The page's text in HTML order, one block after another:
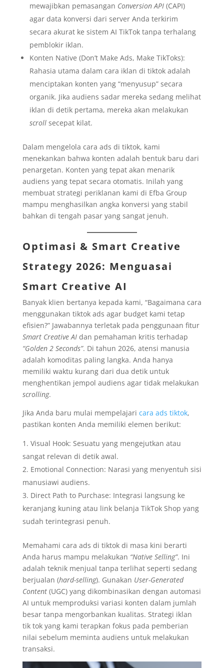
mewajibkan pemasangan Conversion API(CAPI)
agar data konversi dari server Anda terkirim
secara akurat ke sistem AI TikTok tanpa terhalang
pemblokir iklan.
Konten Native (Don’t Make Ads, Make TikToks):
Rahasia utama dalam cara iklan di tiktok adalah
menciptakan konten yang “menyusup” secara
organik. Jika audiens sadar mereka sedang melihat
iklan di detik pertama, mereka akan melakukan
scrollsecepat kilat.
Dalam mengelola cara ads di tiktok, kami
menekankan bahwa konten adalah bentuk baru dari
penargetan. Konten yang tepat akan menarik
audiens yang tepat secara otomatis. Inilah yang
membuat strategi periklanan kami di Efba Group
mampu menghasilkan angka konversi yang stabil
bahkan di tengah pasar yang sangat jenuh.
Optimasi & Smart Creative
Strategy 2026: Menguasai
Smart Creative AI
Banyak klien bertanya kepada kami, “Bagaimana cara
menggunakan tiktok ads agar budget kami tetap
efisien?” Jawabannya terletak pada penggunaan fitur
Smart Creative AIdan pemahaman kritis terhadap
“Golden 2 Seconds”. Di tahun 2026, atensi manusia
adalah komoditas paling langka. Anda hanya
memiliki waktu kurang dari dua detik untuk
menghentikan jempol audiens agar tidak melakukan
scrolling.
Jika Anda baru mulai mempelajari cara ads tiktok,
pastikan konten Anda memiliki elemen berikut:
Visual Hook: Sesuatu yang mengejutkan atau
sangat relevan di detik awal.
Emotional Connection: Narasi yang menyentuh sisi
manusiawi audiens.
Direct Path to Purchase: Integrasi langsung ke
keranjang kuning atau link belanja TikTok Shop yang
sudah terintegrasi penuh.
Memahami cara ads di tiktok di masa kini berarti
Anda harus mampu melakukan “Native Selling”. Ini
adalah teknik menjual tanpa terlihat seperti sedang
berjualan (hard-selling). Gunakan User-Generated
Content(UGC) yang dikombinasikan dengan automasi
AI untuk memproduksi variasi konten dalam jumlah
besar tanpa mengorbankan kualitas. Strategi iklan
tik tok yang kami terapkan fokus pada pemberian
nilai sebelum meminta audiens untuk melakukan
transaksi.